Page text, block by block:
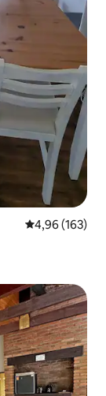
Просечна
4,96 (163)